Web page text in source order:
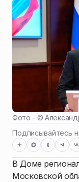
Фото - ©
Подписывайтесь
В Доме
Московской